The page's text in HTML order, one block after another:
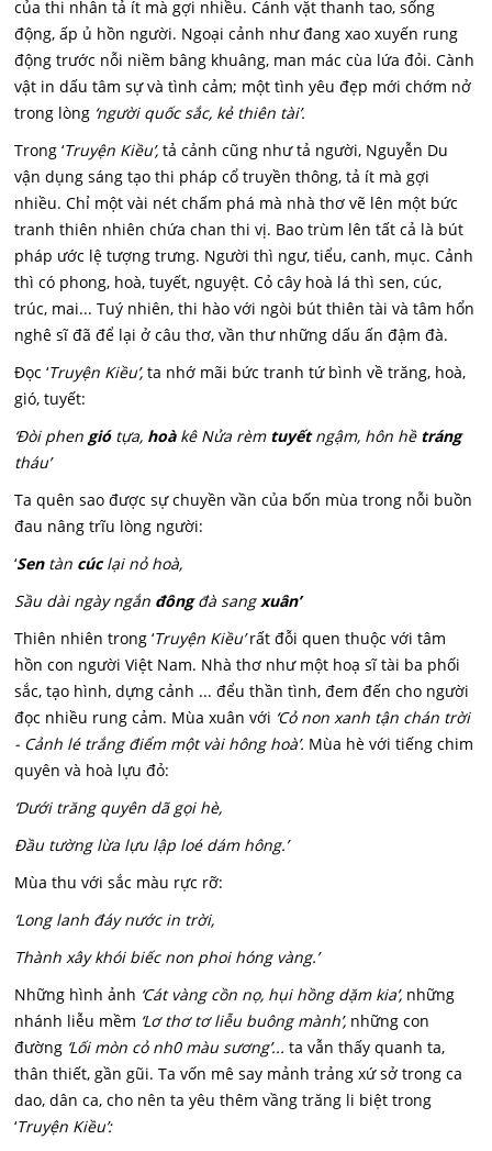
của thi nhân tả ít mà gợi nhiều. Cánh vặt thanh tao, sống
động, ấp ủ hồn người. Ngoại cảnh như đang xao xuyến rung
động trước nỗi niềm bâng khuâng, man mác cùa lứa đỏi. Cành
vật in dấu tâm sự và tình cảm; một tình yêu đẹp mới chớm nở
trong lòng ‘người quốc sắc, kẻ thiên tài’.
Trong ‘Truyện Kiều’, tả cảnh cũng như tả người, Nguyễn Du
vận dụng sáng tạo thi pháp cổ truyền thông, tả ít mà gợi
nhiều. Chỉ một vài nét chấm phá mà nhà thơ vẽ lên một bức
tranh thiên nhiên chứa chan thi vị. Bao trùm lên tất cả là bút
pháp ước lệ tượng trưng. Người thì ngư, tiểu, canh, mục. Cảnh
thì có phong, hoà, tuyết, nguyệt. Cỏ cây hoà lá thì sen, cúc,
trúc, mai... Tuý nhiên, thi hào với ngòi bút thiên tài và tâm hổn
nghê sĩ đã để lại ở câu thơ, vần thư những dấu ấn đậm đà.
Đọc ‘Truyện Kiều’, ta nhớ mãi bức tranh tứ bình về trăng, hoà,
gió, tuyết:
‘Đòi phen gió tựa, hoà kê Nửa rèm tuyếtngậm, hôn hề tráng
tháu’
Ta quên sao được sự chuyền vần của bốn mùa trong nỗi buồn
đau nâng trĩu lòng người:
‘Sen tàn cúclại nỏ hoà,
Sầu dài ngày ngắn đôngđà sang xuân’
Thiên nhiên trong ‘Truyện Kiều’rất đỗi quen thuộc với tâm
hồn con người Việt Nam. Nhà thơ như một hoạ sĩ tài ba phối
sắc, tạo hình, dựng cảnh ... đểu thần tình, đem đến cho người
đọc nhiều rung cảm. Mùa xuân với ‘Cỏ non xanh tận chán trời
- Cảnh lé trắng điểm một vài hông hoà’. Mùa hè với tiếng chim
quyên và hoà lựu đỏ:
‘Dưới trăng quyên dã gọi hè,
Đầu tường lừa lựu lập loé dám hông.’
Mùa thu với sắc màu rực rỡ:
‘Long lanh đáy nước in trời,
Thành xây khói biếc non phoi hóng vàng.’
Những hình ảnh ‘Cát vàng cồn nọ, hụi hồng dặm kia’, những
nhánh liễu mềm ‘Lơ thơ tơ liễu buông mành’, những con
đường ‘Lối mòn cỏ nh0 màu sương’... ta vẫn thấy quanh ta,
thân thiết, gần gũi. Ta vốn mê say mảnh trảng xứ sở trong ca
dao, dân ca, cho nên ta yêu thêm vầng trăng li biệt trong
‘Truyện Kiều’: